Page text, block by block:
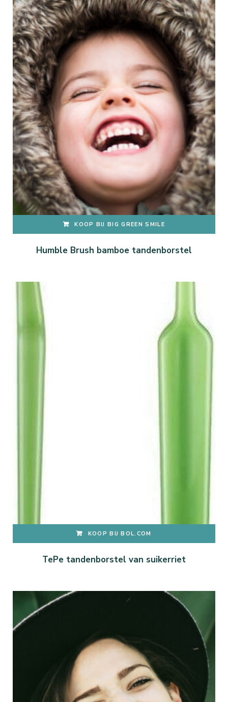
KOOP BIJ BIG GREEN SMILE
Humble Brush bamboe tandenborstel
KOOP BIJ BOL.COM
TePe tandenborstel van suikerriet